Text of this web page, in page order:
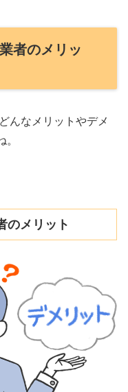
者のメリッ
んなメリットやデメ
のメリット